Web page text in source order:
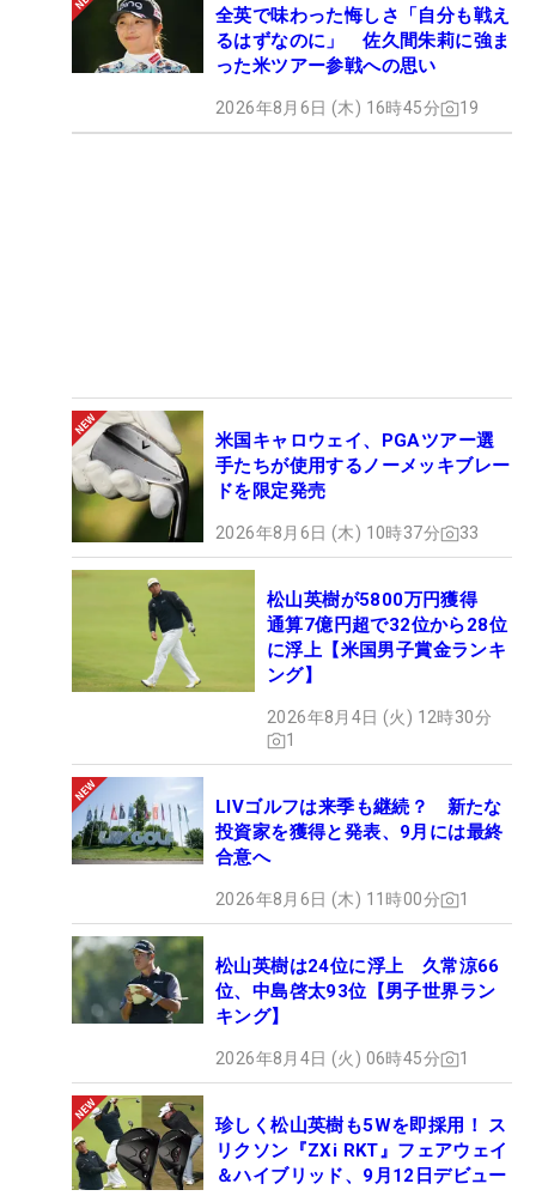
全英で味わった悔しさ「自分も戦え
るはずなのに」 佐久間朱莉に強ま
った米ツアー参戦への思い
2026年8月6日 (木) 16時45分 19
米国キャロウェイ、PGAツアー選
手たちが使用するノーメッキブレー
ドを限定発売
2026年8月6日 (木) 10時37分 33
松山英樹が5800万円獲得
通算7億円超で32位から28位
に浮上【米国男子賞金ランキ
ング】
2026年8月4日 (火) 12時30分
1
LIVゴルフは来季も継続？ 新たな
投資家を獲得と発表、9月には最終
合意へ
2026年8月6日 (木) 11時00分 1
松山英樹は24位に浮上 久常涼66
位、中島啓太93位【男子世界ラン
キング】
2026年8月4日 (火) 06時45分 1
珍しく松山英樹も5Wを即採用！ ス
リクソン『ZXi RKT』フェアウェイ
＆ハイブリッド、9月12日デビュー